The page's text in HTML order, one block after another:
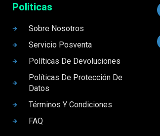
Politicas
Sobre Nosotros
Servicio Posventa
Políticas De Devoluciones
Políticas De Protección De
Datos
Términos Y Condiciones
FAQ